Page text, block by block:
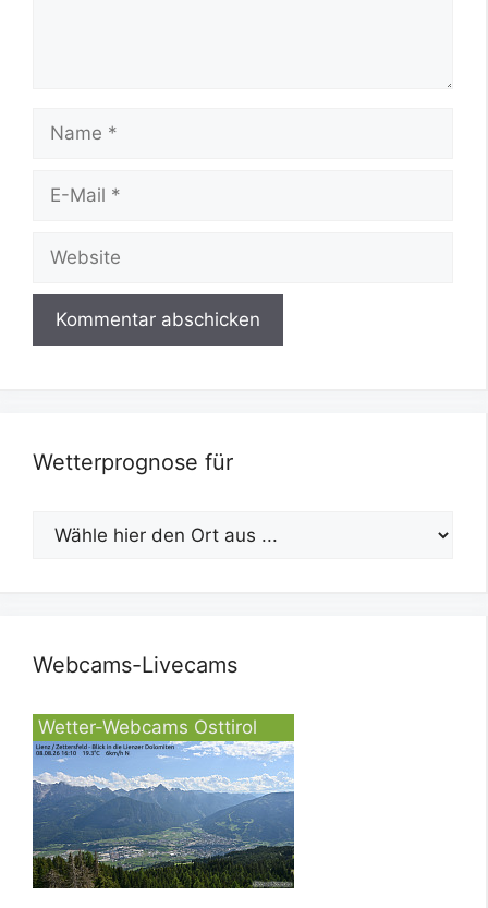
Name
Website
Wetterprognose für
Webcams-Livecams
Wetter-Webcams Osttirol